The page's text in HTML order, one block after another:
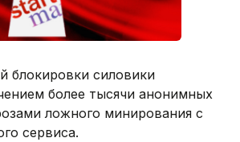
блокировки силовики
более тысячи анонимных
ложного минирования с
сервиса.